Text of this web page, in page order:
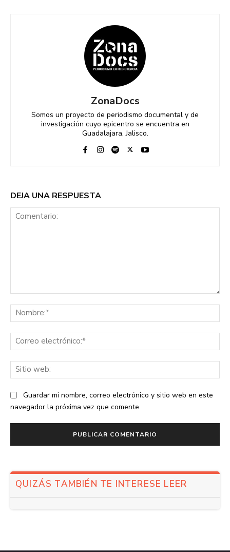
ZonaDocs
Somos un proyecto de periodismo documental y de
investigación cuyo epicentro se encuentra en
Guadalajara, Jalisco.
DEJA UNA RESPUESTA
Guardar mi nombre, correo electrónico y sitio web en este
navegador la próxima vez que comente.
QUIZÁS TAMBIÉN TE INTERESE LEER